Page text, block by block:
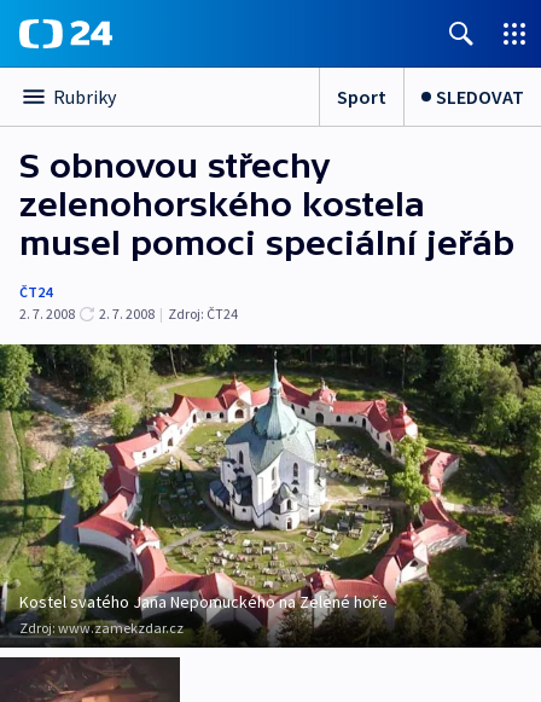
Rubriky Sport SLEDOVAT
S obnovou střechy
zelenohorského kostela
musel pomoci speciální jeřáb
ČT24
2. 7. 2008
2. 7. 2008 | Zdroj: ČT24
Kostel svatého Jana Nepomuckého na Zelené hoře
Zdroj:www.zamekzdar.cz